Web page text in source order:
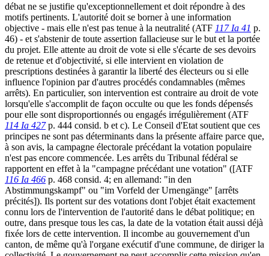
débat ne se justifie qu'exceptionnellement et doit répondre à des
motifs pertinents. L'autorité doit se borner à une information
objective - mais elle n'est pas tenue à la neutralité (ATF 117 Ia 41 p.
46) - et s'abstenir de toute assertion fallacieuse sur le but et la portée
du projet. Elle attente au droit de vote si elle s'écarte de ses devoirs
de retenue et d'objectivité, si elle intervient en violation de
prescriptions destinées à garantir la liberté des électeurs ou si elle
influence l'opinion par d'autres procédés condamnables (mêmes
arrêts). En particulier, son intervention est contraire au droit de vote
lorsqu'elle s'accomplit de façon occulte ou que les fonds dépensés
pour elle sont disproportionnés ou engagés irrégulièrement (ATF
114 Ia 427p. 444 consid. b et c). Le Conseil d'Etat soutient que ces
principes ne sont pas déterminants dans la présente affaire parce que,
à son avis, la campagne électorale précédant la votation populaire
n'est pas encore commencée. Les arrêts du Tribunal fédéral se
rapportent en effet à la "campagne précédant une votation" ([ATF
116 Ia 466 p. 468 consid. 4; en allemand: "in den
Abstimmungskampf" ou "im Vorfeld der Urnengänge" [arrêts
précités]). Ils portent sur des votations dont l'objet était exactement
connu lors de l'intervention de l'autorité dans le débat politique; en
outre, dans presque tous les cas, la date de la votation était aussi déjà
fixée lors de cette intervention. Il incombe au gouvernement d'un
canton, de même qu'à l'organe exécutif d'une commune, de diriger la